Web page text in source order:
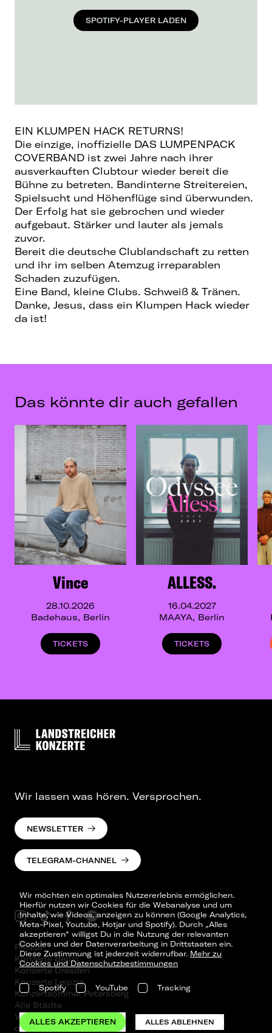
SPOTIFY-PLAYER LADEN
EIN KLUMPEN HACK RETURNS!
Die einzige, inoffizielle DAS LUMPENPACK
COVERBAND ist zwei Jahre nach ihrer
ausverkauften Clubtour wieder bereit die
Bühne zu betreten. Bandinterne Streitereien,
Spielsucht und Höhenflüge sind überwunden.
Der Erfolg hat sie gebrochen und wieder
aufgebaut. Stärker und lauter als jemals
zuvor.
Bereit die deutsche Clublandschaft zu retten
und ihr im selben Atemzug irreparablen
Schaden zuzufügen.
Eine Band, kleine Clubs. Schweiß & Tränen.
Danke, Jesus, dass ein Klumpen Hack wieder
da ist!
Das könnte dir auch gefallen
Vince
28.10.2026
Badehaus, Berlin
TICKETS
ALLESS.
16.04.2027
MAAYA, Berlin
TICKETS
Wir möchten ein optimales Nutzererlebnis ermöglichen.
Hierfür nutzen wir Cookies für die Webanalyse und um
Inhalte, wie Videos, anzeigen zu können (Google Analytics,
Meta-Pixel, Youtube, Hotjar und Spotify). Durch „Alles
akzeptieren“ willigst Du in die Nutzung der relevanten
Cookies und der Datenverarbeitung in Drittstaaten ein.
Diese Zustimmung ist jederzeit widerrufbar. Mehr zu
Cookies und Datenschutzbestimmungen
Spotify YouTube Tracking
ALLES AKZEPTIEREN ALLES ABLEHNEN
Wir lassen was hören. Versprochen.
NEWSLETTER
TELEGRAM-CHANNEL
Presse
Konzerte Berlin
Konzerte Dresden
Konzerte Leipzig
Konzertsommer Petersberg
Alle Städte
Vergangene Shows
o_team